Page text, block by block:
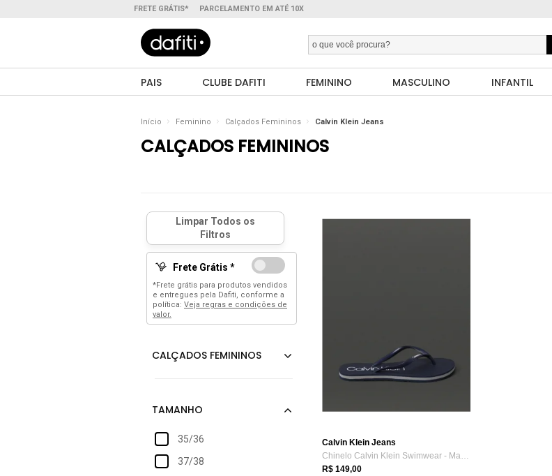
FRETE GRÁTIS* PARCELAMENTO EM ATÉ 10X
PAIS CLUBE DAFITI FEMININO MASCULINO INFANTIL
Início Feminino Calçados Femininos Calvin Klein Jeans
CALÇADOS FEMININOS
Frete Grátis *
*Frete grátis para produtos vendidos
e entregues pela Dafiti, conforme a
política: Veja regras e condições de
valor.
35/36
37/38
Calvin Klein Jeans
Chinelo Calvin Klein Swimwear - Marinho ...
R$ 149,00